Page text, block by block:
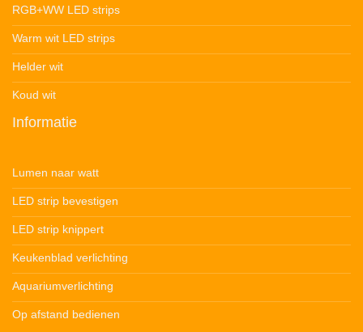
RGB+WW LED strips
Warm wit LED strips
Helder wit
Koud wit
Informatie
Lumen naar watt
LED strip bevestigen
LED strip knippert
Keukenblad verlichting
Aquariumverlichting
Op afstand bedienen